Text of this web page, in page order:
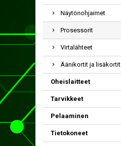
Näytönohjaimet
Prosessorit
Virtalähteet
Äänikortit ja lisäkortit
Oheislaitteet
Tarvikkeet
Pelaaminen
Tietokoneet